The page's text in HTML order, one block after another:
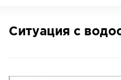
НОВОСТИ
Ситуация с